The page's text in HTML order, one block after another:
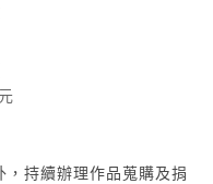
持續辦理作品蒐購及捐